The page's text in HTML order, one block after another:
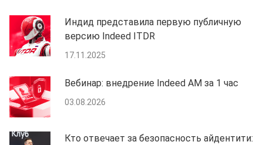
Индид представила первую публичную
версию Indeed ITDR
17.11.2025
Вебинар: внедрение Indeed AM за 1 час
03.08.2026
Кто отвечает за безопасность айдентити: